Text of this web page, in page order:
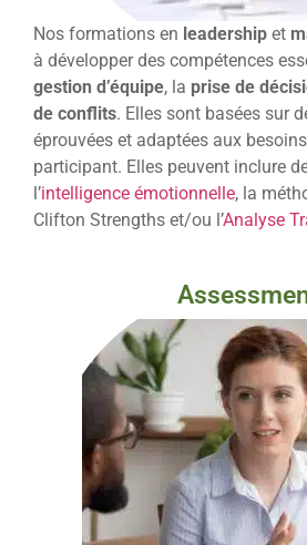
Nos formations en leadership et
à développer des compétences
gestion d’équipe, la prise de
de conflits. Elles sont basées sur
éprouvées et adaptées aux
participant. Elles peuvent inclure
l’intelligence émotionnelle, la
Clifton Strengths et/ou l’Analyse